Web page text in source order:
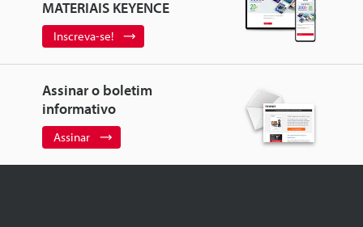
MATERIAIS KEYENCE
Inscreva-se!
Assinar o boletim
informativo
Assinar